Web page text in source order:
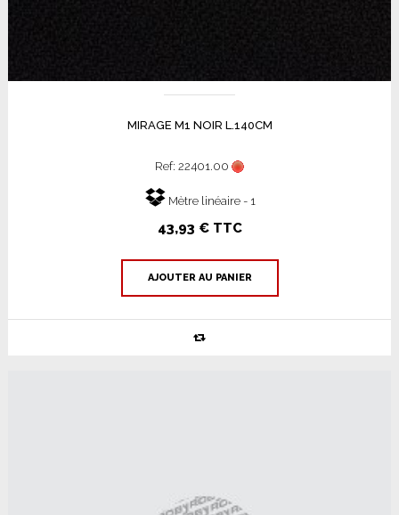
MIRAGE M1 NOIR L.140CM
Ref: 22401.00
Mètre linéaire - 1
43,93 € TTC
AJOUTER AU PANIER